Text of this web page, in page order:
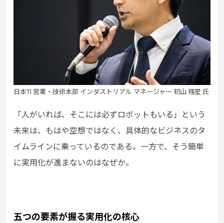
日本TI 営業・技術本部 インダストリアル マネージャー 初山 翔星 氏
「人がいれば、そこには必ずロボットもいる」という
未来は、もはや空想ではなく、具体的なビジネスのタ
イムラインに乗っているのである。一方で、そう簡単
に実用化が進まないのはなぜか。
五つの要素が握る実用化の核心